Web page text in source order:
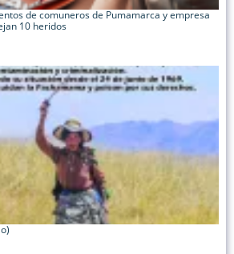
de comuneros de Pumamarca y empresa
10 heridos